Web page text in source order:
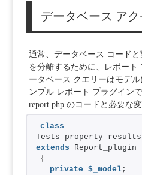
データベース アク
通常、データベース コード
を分離するために、レポート
ータベース クエリーはモデ
ンプル レポート プラグイン
report.php のコードと必要な
class
extends Report_plugin
{
private $_model;